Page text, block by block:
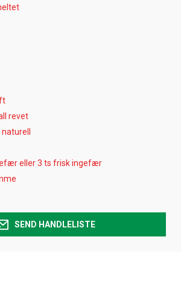
revet
eller 3 ts frisk ingefær
SEND HANDLELISTE